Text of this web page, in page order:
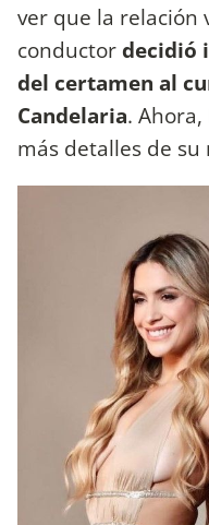
ver que la relación
conductordecidió
del certamen al
Candelaria.
más detalles de su